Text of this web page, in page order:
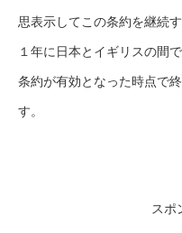
思表示してこの条約を継続
１年に日本とイギリスの間
条約が有効となった時点で
す。
スポ